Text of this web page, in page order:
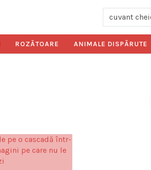
ROZĂTOARE ANIMALE DISPĂRUTE